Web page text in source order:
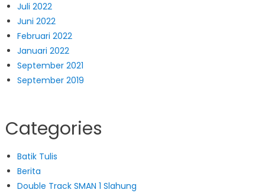
Juli 2022
Juni 2022
Februari 2022
Januari 2022
September 2021
September 2019
Categories
Batik Tulis
Berita
Double Track SMAN 1 Slahung